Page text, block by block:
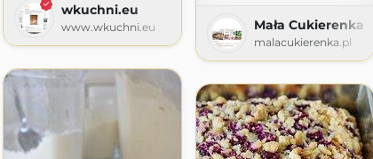
wkuchni.eu
www.wkuchni.eu Mała Cukierenka
malacukierenka.pl